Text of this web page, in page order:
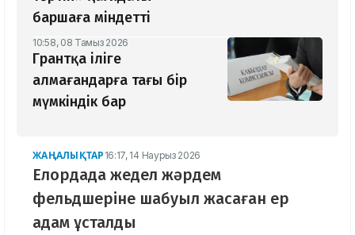
баршаға міндетті
10:58, 08 Тамыз 2026
Грантқа іліге
алмағандарға тағы бір
мүмкіндік бар
ЖАҢАЛЫҚТАР 16:17, 14 Наурыз 2026
Елордада жедел жәрдем
фельдшеріне шабуыл жасаған ер
адам ұсталды